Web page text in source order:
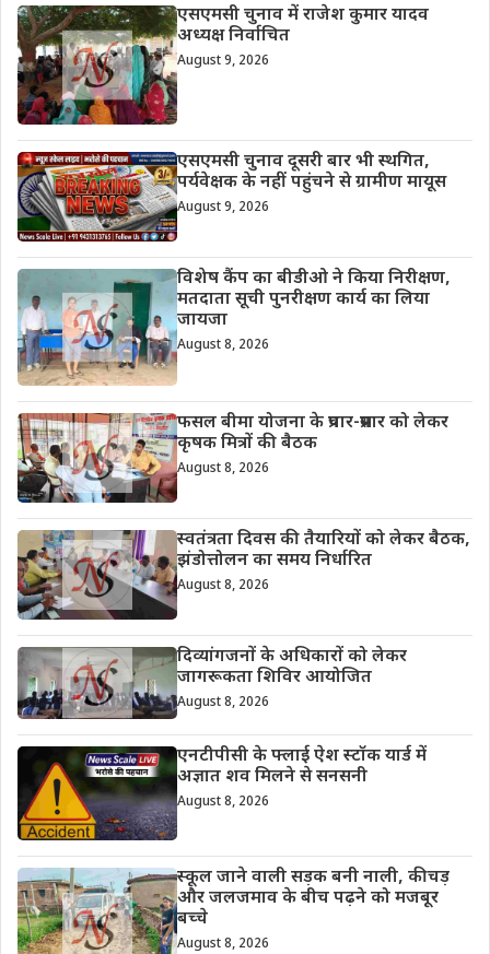
एसएमसी चुनाव में राजेश कुमार यादव
अध्यक्ष निर्वाचित
August 9, 2026
एसएमसी चुनाव दूसरी बार भी स्थगित,
पर्यवेक्षक के नहीं पहुंचने से ग्रामीण मायूस
August 9, 2026
विशेष कैंप का बीडीओ ने किया निरीक्षण,
मतदाता सूची पुनरीक्षण कार्य का लिया
जायजा
August 8, 2026
फसल बीमा योजना के प्रचार-प्रसार को लेकर
कृषक मित्रों की बैठक
August 8, 2026
स्वतंत्रता दिवस की तैयारियों को लेकर बैठक,
झंडोत्तोलन का समय निर्धारित
August 8, 2026
दिव्यांगजनों के अधिकारों को लेकर
जागरूकता शिविर आयोजित
August 8, 2026
एनटीपीसी के फ्लाई ऐश स्टॉक यार्ड में
अज्ञात शव मिलने से सनसनी
August 8, 2026
स्कूल जाने वाली सड़क बनी नाली, कीचड़
और जलजमाव के बीच पढ़ने को मजबूर
बच्चे
August 8, 2026